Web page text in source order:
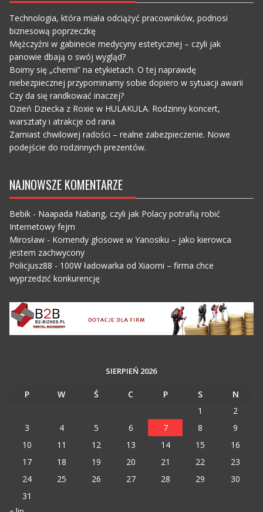
Technologia, która miała odciążyć pracowników, podnosi
biznesową poprzeczkę
Mężczyźni w gabinecie medycyny estetycznej – czyli jak
panowie dbają o swój wygląd?
Boimy się „chemii” na etykietach. O tej naprawdę
niebezpiecznej przypominamy sobie dopiero w sytuacji awarii
Czy da się randkować inaczej?
Dzień Dziecka z Roxie w HULAKULA. Rodzinny koncert,
warsztaty i atrakcje od rana
Zamiast chwilowej radości – realne zabezpieczenie. Nowe
podejście do rodzinnych prezentów.
NAJNOWSZE KOMENTARZE
Bebik- Naapada Nabang, czyli jak Polacy potrafią robić
Internetowy fejm
Mirosław- Komendy głosowe w Yanosiku – jako kierowca
jestem zachwycony
Policjusz88 - 100W ładowarka od Xiaomi – firma chce
wyprzedzić konkurencję
SIERPIEŃ 2026
P W Ś C P S
N
1
2
3
4 5 6 7 8
9
10
11 12 13 14 15
16
17
18 19 20 21 22
23
24
25 26 27 28 29
30
31